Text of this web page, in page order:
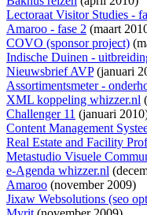
Lectoraat Visitor Studies -
Amaroo - fase 2 (maart
COVO (sponsor project)
Indische Duinen -
Nieuwsbrief AVP(januari
Assortimentsmeter -
XML koppeling whizzer.nl
Challenger 11 (januari
Content Management
Real Estate and Facility
Metastudio Visuele
e-Agenda whizzer.nl
Amaroo (november 2009)
Jixaw Websolutions (seo